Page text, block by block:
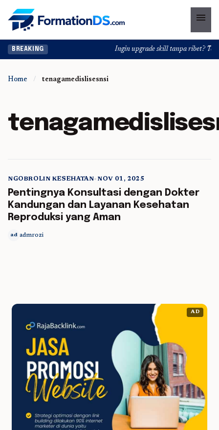
menu
BREAKING Ingin upgrade skill tanpa ribet?
Home / tenagamedislisesnsi
5 min read
NGOBROLIN KESEHATAN•NOV 01, 2025
Pentingnya Konsultasi dengan Dokter
Kandungan dan Layanan Kesehatan
Reproduksi yang Aman
ad admrozi
AD